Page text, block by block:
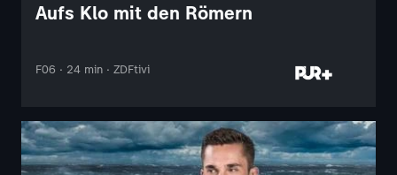
Aufs Klo mit den Römern
F06 · 24 min · ZDFtivi